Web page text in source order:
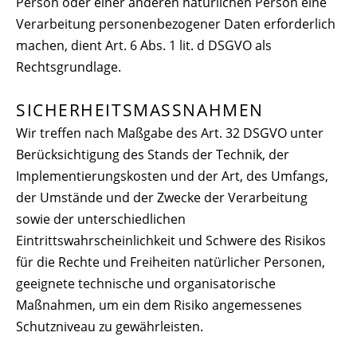
Verarbeitung personenbezogener Daten erforderlich
machen, dient Art. 6 Abs. 1 lit. d DSGVO als
Rechtsgrundlage.
SICHERHEITSMASSNAHMEN
Wir treffen nach Maßgabe des Art. 32 DSGVO unter
Berücksichtigung des Stands der Technik, der
Implementierungskosten und der Art, des Umfangs,
der Umstände und der Zwecke der Verarbeitung
sowie der unterschiedlichen
Eintrittswahrscheinlichkeit und Schwere des Risikos
für die Rechte und Freiheiten natürlicher Personen,
geeignete technische und organisatorische
Maßnahmen, um ein dem Risiko angemessenes
Schutzniveau zu gewährleisten.